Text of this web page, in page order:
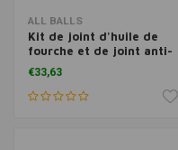
ALL BALLS
Kit de joint d'huile de
fourche et de joint anti-
poussière Modèle 56-135
€33,63